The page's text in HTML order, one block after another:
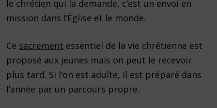
le chrétien qui la demande, c’est un envoi en
mission dans l’Église et le monde.
Ce sacrement essentiel de la vie chrétienne est
proposé aux jeunes mais on peut le recevoir
plus tard. Si l’on est adulte, il est préparé dans
l’année par un parcours propre.